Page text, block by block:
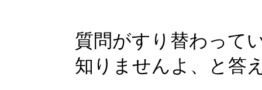
質問がすり替わって
知りませんよ、と答